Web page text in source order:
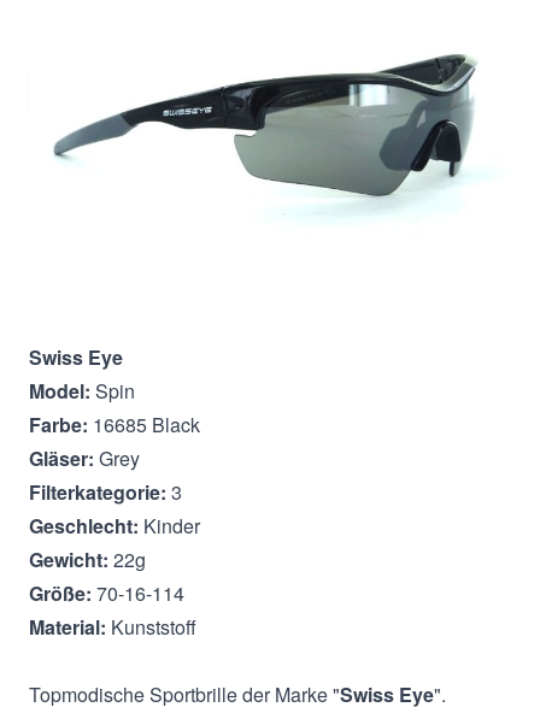
In den Warenkorb
Swiss Eye
Model: Spin
Farbe: 16685 Black
Gläser: Grey
Filterkategorie: 3
Geschlecht: Kinder
Gewicht: 22g
Größe: 70-16-114
Material: Kunststoff
Topmodische Sportbrille der Marke "Swiss Eye".